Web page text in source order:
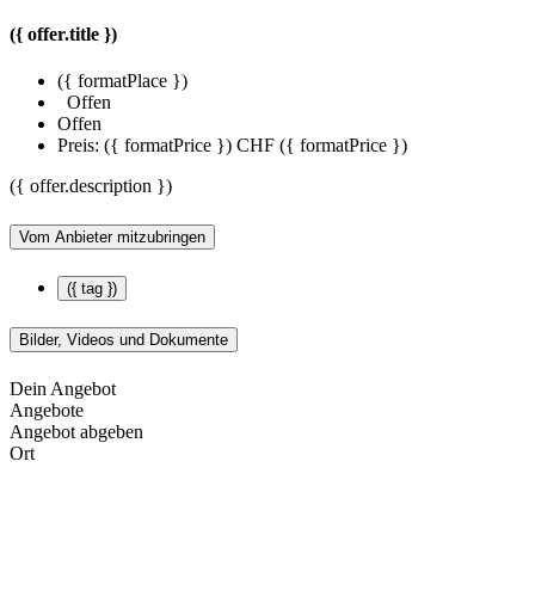
({ offer.title })
({ formatPlace })
Offen
Offen
Preis: ({ formatPrice }) CHF ({ formatPrice })
({ offer.description })
Vom Anbieter mitzubringen
({ tag })
Bilder, Videos und Dokumente
Dein Angebot
Angebote
Angebot abgeben
Ort